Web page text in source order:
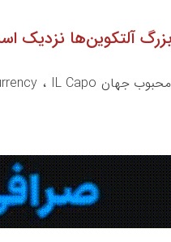
آلتکوین‌ها نزدیک